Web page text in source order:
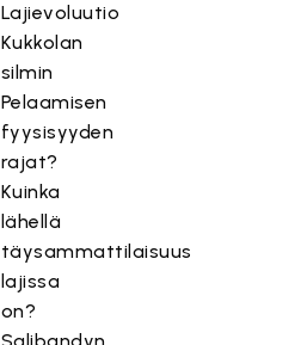
Lajievoluutio
Kukkolan
silmin
Pelaamisen
fyysisyyden
rajat?
Kuinka
lähellä
täysammattilaisuus
lajissa
on?